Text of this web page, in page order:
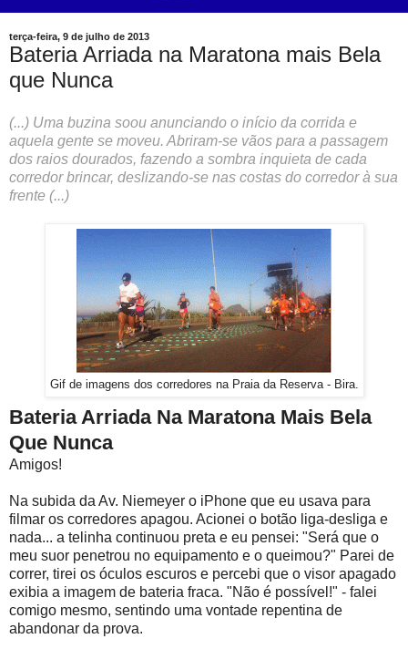
terça-feira, 9 de julho de 2013
Bateria Arriada na Maratona mais Bela
que Nunca
(...) Uma buzina soou anunciando o início da corrida e
aquela gente se moveu. Abriram-se vãos para a passagem
dos raios dourados, fazendo a sombra inquieta de cada
corredor brincar, deslizando-se nas costas do corredor à sua
frente (...)
Gif de imagens dos corredores na Praia da Reserva - Bira.
Bateria Arriada Na Maratona Mais Bela
Que Nunca
Amigos!
Na subida da Av. Niemeyer o iPhone que eu usava para
filmar os corredores apagou. Acionei o botão liga-desliga e
nada... a telinha continuou preta e eu pensei: "Será que o
meu suor penetrou no equipamento e o queimou?" Parei de
correr, tirei os óculos escuros e percebi que o visor apagado
exibia a imagem de bateria fraca. "Não é possível!" - falei
comigo mesmo, sentindo uma vontade repentina de
abandonar da prova.